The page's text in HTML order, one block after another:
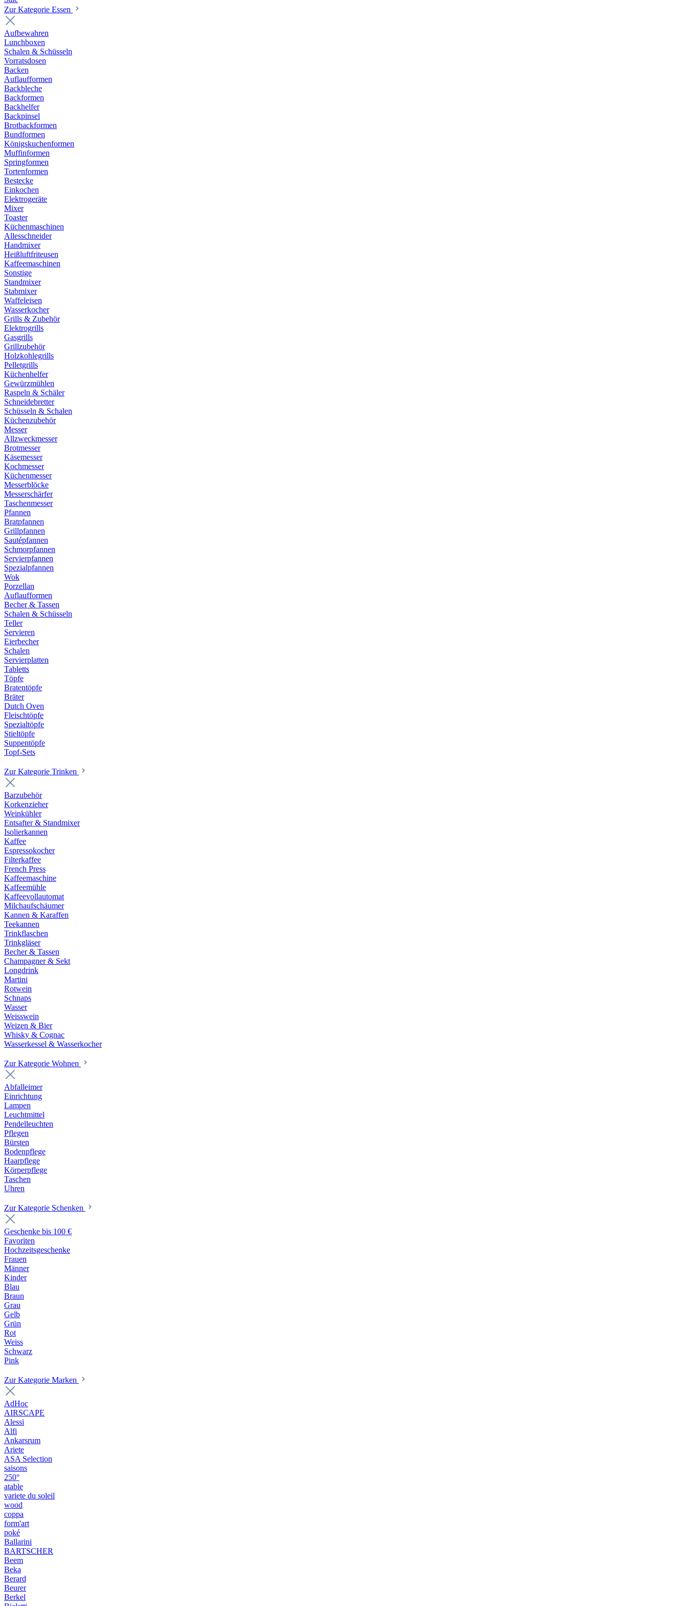
Zur Kategorie Essen
Aufbewahren
Lunchboxen
Schalen & Schüsseln
Vorratsdosen
Backen
Auflaufformen
Backbleche
Backformen
Backhelfer
Backpinsel
Brotbackformen
Bundformen
Königskuchenformen
Muffinformen
Springformen
Tortenformen
Bestecke
Einkochen
Elektrogeräte
Mixer
Toaster
Küchenmaschinen
Allesschneider
Handmixer
Heißluftfriteusen
Kaffeemaschinen
Sonstige
Standmixer
Stabmixer
Waffeleisen
Wasserkocher
Grills & Zubehör
Elektrogrills
Gasgrills
Grillzubehör
Holzkohlegrills
Pelletgrills
Küchenhelfer
Gewürzmühlen
Raspeln & Schäler
Schneidebretter
Schüsseln & Schalen
Küchenzubehör
Messer
Allzweckmesser
Brotmesser
Käsemesser
Kochmesser
Küchenmesser
Messerblöcke
Messerschärfer
Taschenmesser
Pfannen
Bratpfannen
Grillpfannen
Sautépfannen
Schmorpfannen
Servierpfannen
Spezialpfannen
Wok
Porzellan
Auflaufformen
Becher & Tassen
Schalen & Schüsseln
Teller
Servieren
Eierbecher
Schalen
Servierplatten
Tabletts
Töpfe
Bratentöpfe
Bräter
Dutch Oven
Fleischtöpfe
Spezialtöpfe
Stieltöpfe
Suppentöpfe
Topf-Sets
Zur Kategorie Trinken
Barzubehör
Korkenzieher
Weinkühler
Entsafter & Standmixer
Isolierkannen
Kaffee
Espressokocher
Filterkaffee
French Press
Kaffeemaschine
Kaffeemühle
Kaffeevollautomat
Milchaufschäumer
Kannen & Karaffen
Teekannen
Trinkflaschen
Trinkgläser
Becher & Tassen
Champagner & Sekt
Longdrink
Martini
Rotwein
Schnaps
Wasser
Weisswein
Weizen & Bier
Whisky & Cognac
Wasserkessel & Wasserkocher
Zur Kategorie Wohnen
Abfalleimer
Einrichtung
Lampen
Leuchtmittel
Pendelleuchten
Pflegen
Bürsten
Bodenpflege
Haarpflege
Körperpflege
Taschen
Uhren
Zur Kategorie Schenken
Geschenke bis 100 €
Favoriten
Hochzeitsgeschenke
Frauen
Männer
Kinder
Blau
Braun
Grau
Gelb
Grün
Rot
Weiss
Schwarz
Pink
Zur Kategorie Marken
AdHoc
AIRSCAPE
Alessi
Alfi
Ankarsrum
Ariete
ASA Selection
saisons
250°
atable
variete du soleil
wood
coppa
form'art
poké
Ballarini
BARTSCHER
Beem
Beka
Berard
Beurer
Berkel